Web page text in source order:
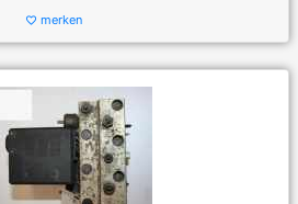
favorite_border merken